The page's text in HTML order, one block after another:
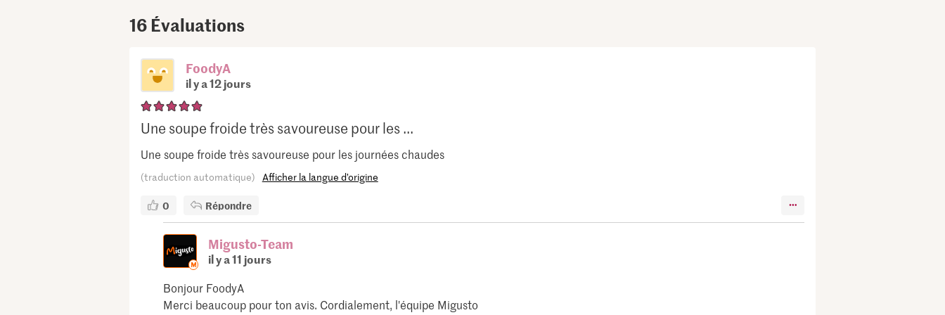
16 Évaluations
FoodyA
il y a 12 jours
Une soupe froide très savoureuse pour les ...
Une soupe froide très savoureuse pour les journées chaudes
(traduction automatique) Afficher la langue d’origine
0 Répondre
Migusto-Team
il y a 11 jours
Bonjour FoodyA
Merci beaucoup pour ton avis. Cordialement, l'équipe Migusto